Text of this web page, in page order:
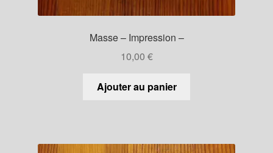
Masse – Impression –
10,00 €
Ajouter au panier